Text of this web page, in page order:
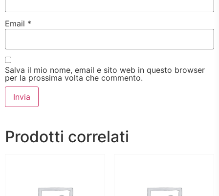
Email *
Salva il mio nome, email e sito web in questo browser
per la prossima volta che commento.
Prodotti correlati